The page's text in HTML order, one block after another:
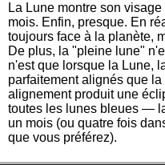
La Lune montre son
mois. Enfin, presque. En
toujours face à la planète,
De plus, la "pleine lune"
n'est que lorsque la Lune,
parfaitement alignés que
alignement produit une
toutes les lunes bleues —
un mois (ou quatre fois
que vous préférez).